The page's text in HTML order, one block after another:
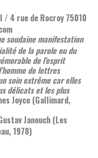
/ 4 rue de Rocroy 75010
soudaine manifestation
de la parole ou du
de l’esprit
de lettres
soin extrême car elles
délicats et les plus
Joyce (Gallimard,
Janouch (Les
1978)